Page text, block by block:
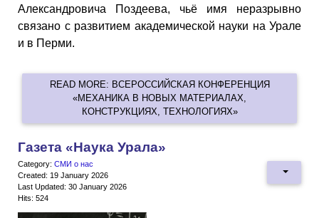
Александровича Поздеева, чьё имя неразрывно
связано с развитием академической науки на Урале
и в Перми.
READ MORE: ВСЕРОССИЙСКАЯ КОНФЕРЕНЦИЯ
«МЕХАНИКА В НОВЫХ МАТЕРИАЛАХ,
КОНСТРУКЦИЯХ, ТЕХНОЛОГИЯХ»
Газета «Наука Урала»
Category: СМИ о нас
Created: 19 January 2026
Last Updated: 30 January 2026
Hits: 524